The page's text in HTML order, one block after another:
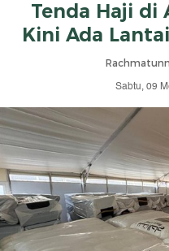
Tenda Haji di
Kini Ada
Sabtu, 09